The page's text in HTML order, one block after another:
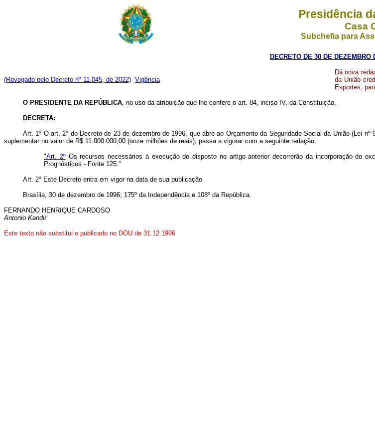
Presidência
Casa
Subchefia para
DECRETO DE 30 DE DEZEMBRO
(Revogado pelo Decreto nº 11.045, de 2022) Vigência
Dá nova
da União
Esportes,
O PRESIDENTE DA REPÚBLICA, no uso da atribuição que lhe confere o art. 84, inciso IV, da Constituição,
DECRETA:
Art. 1º O art. 2º do Decreto de 23 de dezembro de 1996, que abre ao Orçamento da Seguridade Social da União (Lei
suplementar no valor de R$ 11.000.000,00 (onze milhões de reais), passa a vigorar com a seguinte redação:
"Art. 2ºOs recursos necessários à execução do disposto no artigo anterior decorrerão da incorporação do
Prognósticos - Fonte 125."
Art. 2º Este Decreto entra em vigor na data de sua publicação.
Brasília, 30 de dezembro de 1996; 175º da Independência e 108º da República.
FERNANDO HENRIQUE CARDOSO
Antonio Kandir
Este texto não substitui o publicado no DOU de 31.12.1996